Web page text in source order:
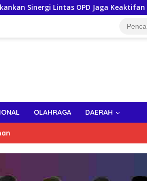
Jaga Keaktifan Peserta JKN
OLAHRAGA DAERAH